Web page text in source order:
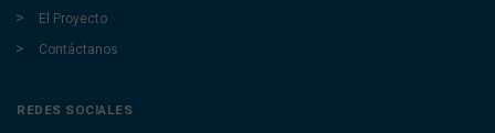
El Proyecto
Contáctanos
REDES SOCIALES